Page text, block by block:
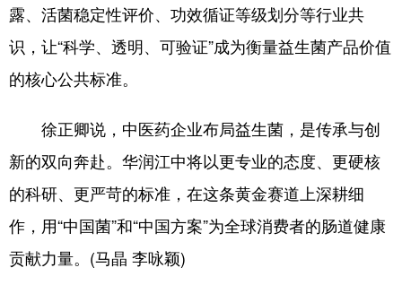
露、活菌稳定性评价、功效循证等级划分等行业共
识，让“科学、透明、可验证”成为衡量益生菌产品价值
的核心公共标准。
徐正卿说，中医药企业布局益生菌，是传承与创
新的双向奔赴。华润江中将以更专业的态度、更硬核
的科研、更严苛的标准，在这条黄金赛道上深耕细
作，用“中国菌”和“中国方案”为全球消费者的肠道健康
贡献力量。(马晶 李咏颖)